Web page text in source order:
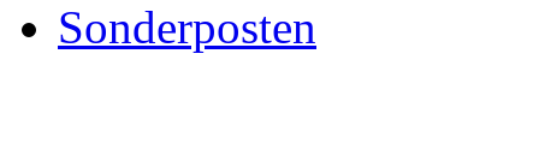
Sonderposten